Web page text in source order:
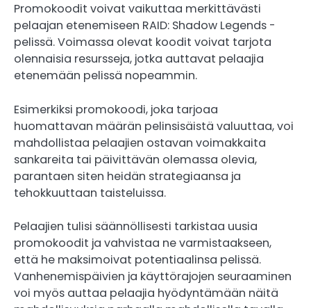
Promokoodit voivat vaikuttaa merkittävästi
pelaajan etenemiseen RAID: Shadow Legends -
pelissä. Voimassa olevat koodit voivat tarjota
olennaisia resursseja, jotka auttavat pelaajia
etenemään pelissä nopeammin.
Esimerkiksi promokoodi, joka tarjoaa
huomattavan määrän pelinsisäistä valuuttaa, voi
mahdollistaa pelaajien ostavan voimakkaita
sankareita tai päivittävän olemassa olevia,
parantaen siten heidän strategiaansa ja
tehokkuuttaan taisteluissa.
Pelaajien tulisi säännöllisesti tarkistaa uusia
promokoodit ja vahvistaa ne varmistaakseen,
että he maksimoivat potentiaalinsa pelissä.
Vanhenemispäivien ja käyttörajojen seuraaminen
voi myös auttaa pelaajia hyödyntämään näitä